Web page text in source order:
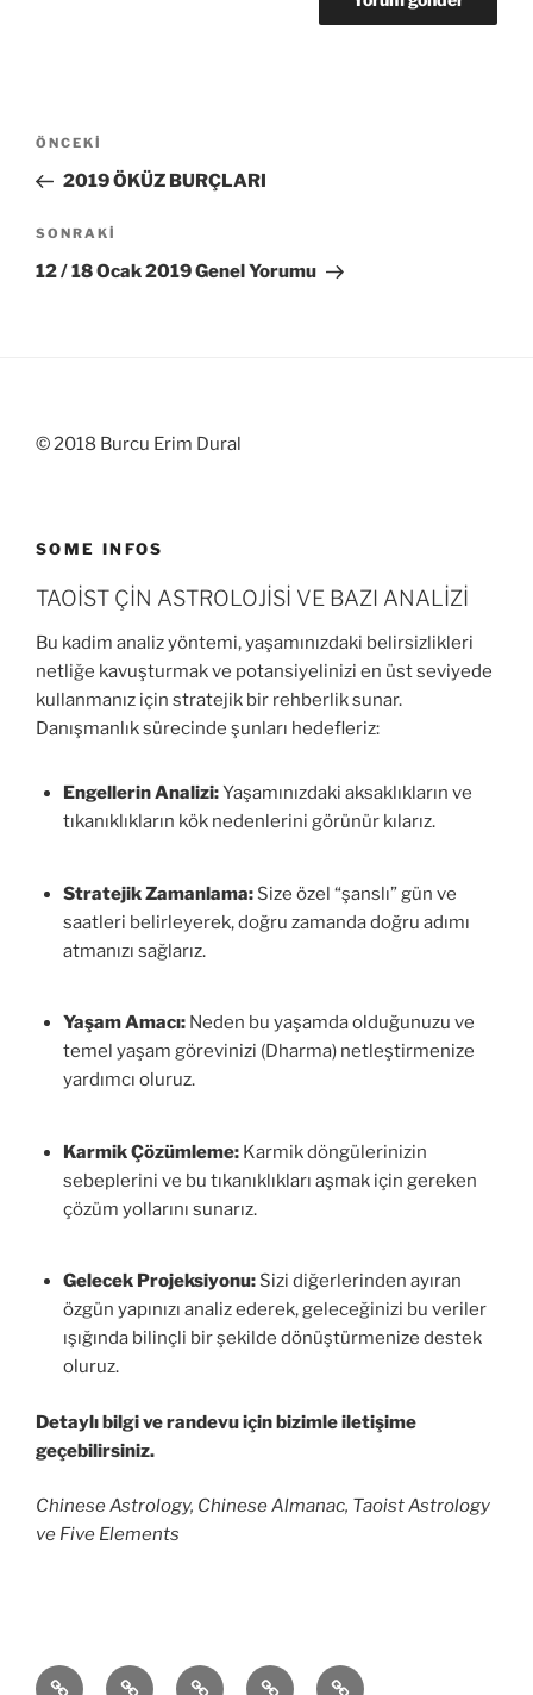
Yazı
gezinmesi
Önceki
Yazı
ÖNCEKI
2019 ÖKÜZ BURÇLARI
Sonraki
Yazı
SONRAKI
12 / 18 Ocak 2019 Genel Yorumu
© 2018 Burcu Erim Dural
SOME INFOS
TAOİST ÇİN ASTROLOJİSİ VE BAZI ANALİZİ
Bu kadim analiz yöntemi, yaşamınızdaki belirsizlikleri
netliğe kavuşturmak ve potansiyelinizi en üst seviyede
kullanmanız için stratejik bir rehberlik sunar.
Danışmanlık sürecinde şunları hedefleriz:
Engellerin Analizi:Yaşamınızdaki aksaklıkların ve
tıkanıklıkların kök nedenlerini görünür kılarız.
Stratejik Zamanlama:Size özel “şanslı” gün ve
saatleri belirleyerek, doğru zamanda doğru adımı
atmanızı sağlarız.
Yaşam Amacı:Neden bu yaşamda olduğunuzu ve
temel yaşam görevinizi (Dharma) netleştirmenize
yardımcı oluruz.
Karmik Çözümleme:Karmik döngülerinizin
sebeplerini ve bu tıkanıklıkları aşmak için gereken
çözüm yollarını sunarız.
Gelecek Projeksiyonu:Sizi diğerlerinden ayıran
özgün yapınızı analiz ederek, geleceğinizi bu veriler
ışığında bilinçli bir şekilde dönüştürmenize destek
oluruz.
Detaylı bilgi ve randevu için bizimle iletişime
geçebilirsiniz.
Chinese Astrology, Chinese Almanac, Taoist Astrology
ve Five Elements
BaZi Feng Çin Yazılar İletişim